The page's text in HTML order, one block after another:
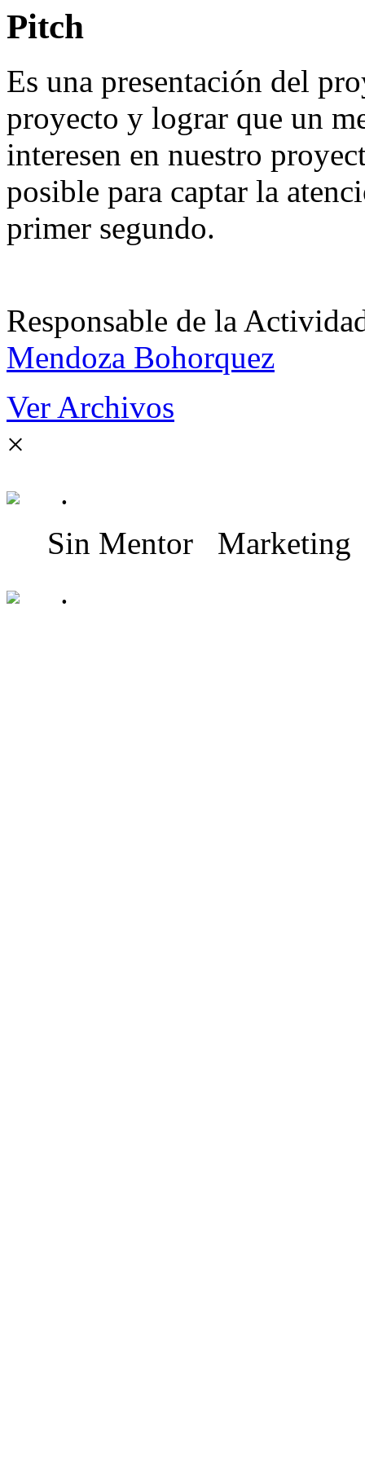
Pitch
Es una presentación del
proyecto y lograr que un
interesen en nuestro
posible para captar la
primer segundo.
Responsable de la
Mendoza Bohorquez
Ver Archivos
×
.
Sin Mentor Marketing
.